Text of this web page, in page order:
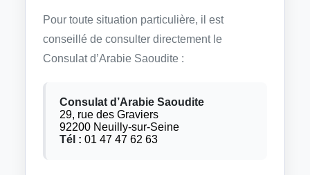
Pour toute situation particulière, il est
conseillé de consulter directement le
Consulat d’Arabie Saoudite :
Consulat d’Arabie Saoudite
29, rue des Graviers
92200 Neuilly-sur-Seine
Tél : 01 47 47 62 63